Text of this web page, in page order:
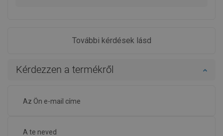
További kérdések lásd
Kérdezzen a termékről